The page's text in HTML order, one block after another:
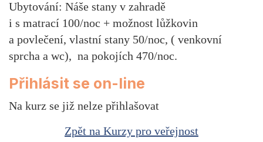
Ubytování: Náše stany v zahradě
i s matrací 100/noc + možnost lůžkovin
a povlečení, vlastní stany 50/noc, ( venkovní
sprcha a wc), na pokojích 470/noc.
Přihlásit se on-line
Na kurz se již nelze přihlašovat
Zpět na Kurzy pro veřejnost